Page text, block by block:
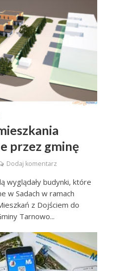
przez gminę
Dodaj komentarz
wyglądały budynki, które
w Sadach w ramach
z Dojściem do
Tarnowo...